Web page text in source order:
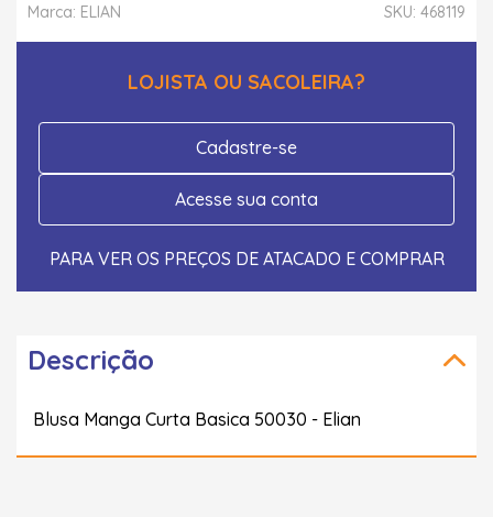
SKU: 468119
Marca: ELIAN
LOJISTA OU SACOLEIRA?
Cadastre-se
Acesse sua conta
PARA VER OS PREÇOS DE ATACADO E COMPRAR
Descrição
Blusa Manga Curta Basica 50030 - Elian